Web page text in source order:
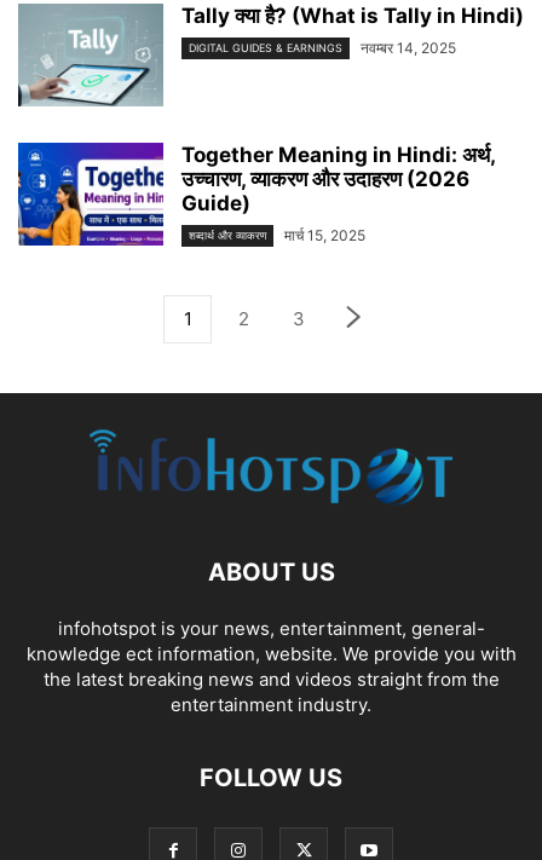
Tally क्या है? (What is Tally in Hindi)
DIGITAL GUIDES & EARNINGS नवम्बर 14, 2025
Together Meaning in Hindi: अर्थ,
उच्चारण, व्याकरण और उदाहरण (2026
Guide)
शब्दार्थ और व्याकरण मार्च 15, 2025
1 2 3
ABOUT US
infohotspot is your news, entertainment, general-
knowledge ect information, website. We provide you with
the latest breaking news and videos straight from the
entertainment industry.
FOLLOW US